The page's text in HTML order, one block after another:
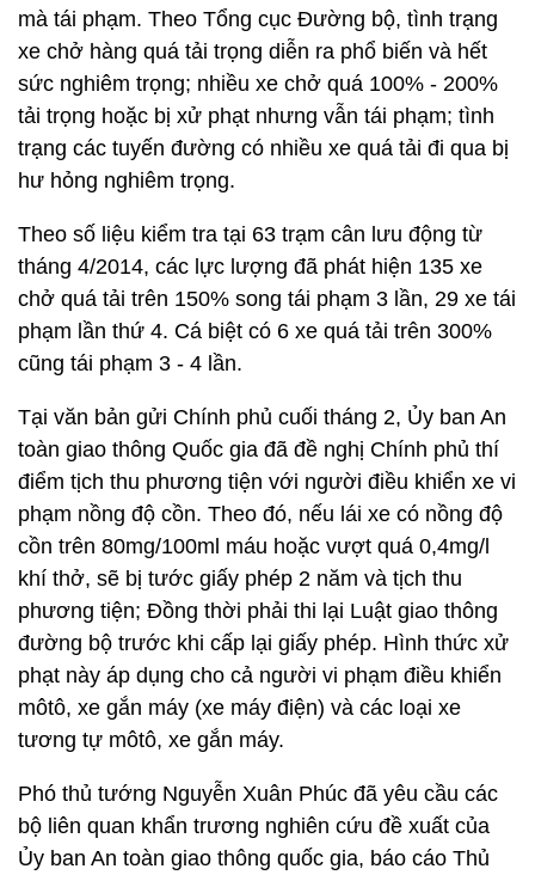
mà tái phạm. Theo Tổng cục Đường bộ, tình trạng
xe chở hàng quá tải trọng diễn ra phổ biến và hết
sức nghiêm trọng; nhiều xe chở quá 100% - 200%
tải trọng hoặc bị xử phạt nhưng vẫn tái phạm; tình
trạng các tuyến đường có nhiều xe quá tải đi qua bị
hư hỏng nghiêm trọng.
Theo số liệu kiểm tra tại 63 trạm cân lưu động từ
tháng 4/2014, các lực lượng đã phát hiện 135 xe
chở quá tải trên 150% song tái phạm 3 lần, 29 xe tái
phạm lần thứ 4. Cá biệt có 6 xe quá tải trên 300%
cũng tái phạm 3 - 4 lần.
Tại văn bản gửi Chính phủ cuối tháng 2, Ủy ban An
toàn giao thông Quốc gia đã đề nghị Chính phủ thí
điểm tịch thu phương tiện với người điều khiển xe vi
phạm nồng độ cồn. Theo đó, nếu lái xe có nồng độ
cồn trên 80mg/100ml máu hoặc vượt quá 0,4mg/l
khí thở, sẽ bị tước giấy phép 2 năm và tịch thu
phương tiện; Đồng thời phải thi lại Luật giao thông
đường bộ trước khi cấp lại giấy phép. Hình thức xử
phạt này áp dụng cho cả người vi phạm điều khiển
môtô, xe gắn máy (xe máy điện) và các loại xe
tương tự môtô, xe gắn máy.
Phó thủ tướng Nguyễn Xuân Phúc đã yêu cầu các
bộ liên quan khẩn trương nghiên cứu đề xuất của
Ủy ban An toàn giao thông quốc gia, báo cáo Thủ